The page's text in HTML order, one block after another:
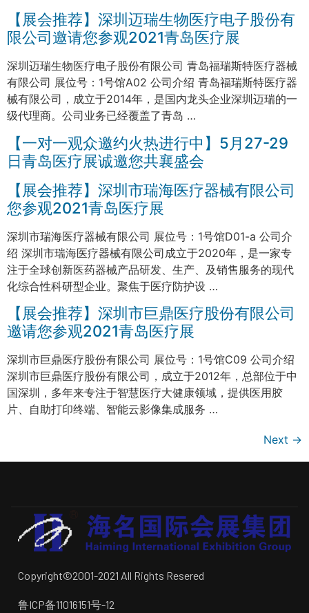
【展会推荐】深圳迈瑞生物医疗电子股份有
限公司邀请您参观2021青岛医疗展
深圳迈瑞生物医疗电子股份有限公司 青岛福瑞斯特医疗器械
有限公司 展位号：1号馆A02 公司介绍 青岛福瑞斯特医疗器
械有限公司，成立于2014年，是国内龙头企业深圳迈瑞的一
级代理商。公司业务已经覆盖了青岛 …
【一对一观众邀约火热进行中】5月27-29
日青岛医疗展诚邀您共襄盛会
【展会推荐】深圳市瑞海医疗器械有限公司
您参观2021青岛医疗展
深圳市瑞海医疗器械有限公司 展位号：1号馆D01-a 公司介
绍 深圳市瑞海医疗器械有限公司成立于2020年，是一家专
注于全球创新医药器械产品研发、生产、及销售服务的现代
化综合性科研型企业。聚焦于医疗防护设 …
【展会推荐】深圳市巨鼎医疗股份有限公司
邀请您参观2021青岛医疗展
深圳市巨鼎医疗股份有限公司 展位号：1号馆C09 公司介绍
深圳市巨鼎医疗股份有限公司，成立于2012年，总部位于中
国深圳，多年来专注于智慧医疗大健康领域，提供医用胶
片、自助打印终端、智能云影像集成服务 …
Next →
Copyright©2001-2021 All Rights Resered
鲁ICP备11016151号-12